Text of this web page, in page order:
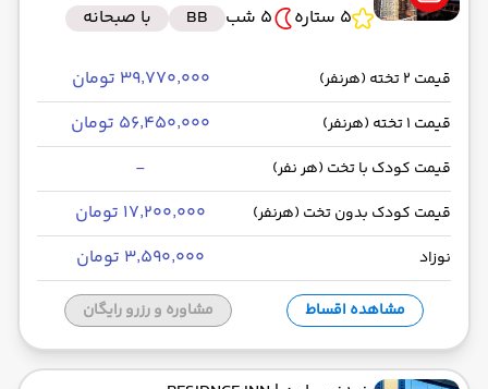
5 ستاره
5 شب BB با صبحانه
قیمت 2 تخته (هرنفر) ۳۹٬۷۷۰٬۰۰۰ تومان
قیمت 1 تخته (هرنفر) ۵۶٬۴۵۰٬۰۰۰ تومان
قیمت کودک با تخت (هر نفر) -
قیمت کودک بدون تخت (هرنفر) ۱۷٬۲۰۰٬۰۰۰ تومان
نوزاد ۳٬۵۹۰٬۰۰۰ تومان
مشاهده اقساط مشاوره و رزرو رایگان